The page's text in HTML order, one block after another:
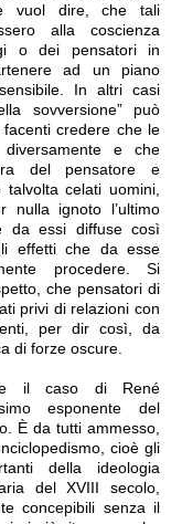
vuol dire, che tali
alla coscienza
o dei pensatori in
ad un piano
In altri casi
sovversione” può
credere che le
e che
del pensatore e
talvolta celati uomini,
ignoto l’ultimo
da essi diffuse così
effetti che da esse
procedere. Si
che pensatori di
privi di relazioni con
per dir così, da
di forze oscure.
il caso di René
esponente del
È da tutti ammesso,
cioè gli
della ideologia
del XVIII secolo,
concepibili senza il